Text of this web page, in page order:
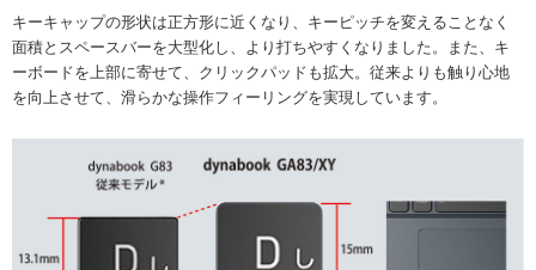
キーキャップの形状は正方形に近くなり、キーピッチを変えることなく
面積とスペースバーを大型化し、より打ちやすくなりました。また、キ
ーボードを上部に寄せて、クリックパッドも拡大。従来よりも触り心地
を向上させて、滑らかな操作フィーリングを実現しています。